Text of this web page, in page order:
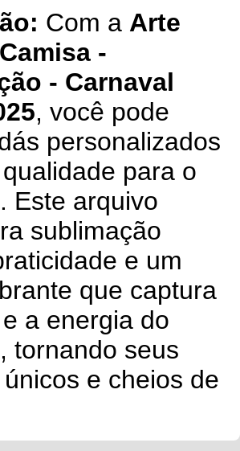
Com a Arte
-
- Carnaval
, você pode
personalizados
para o
Este arquivo
sublimação
e um
que captura
a energia do
tornando seus
e cheios de